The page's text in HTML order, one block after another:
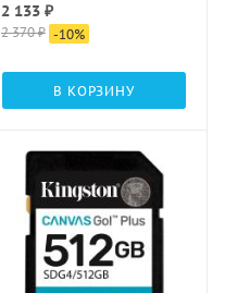
2 133 ₽
2 370₽ -10%
В КОРЗИНУ